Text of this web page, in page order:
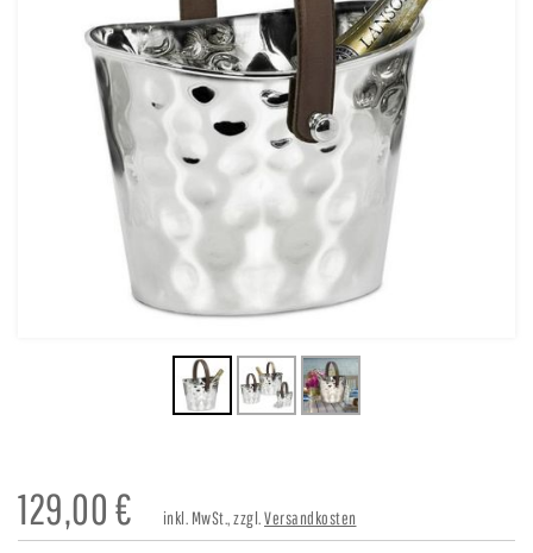
129,00€ inkl. MwSt., zzgl.Versandkosten